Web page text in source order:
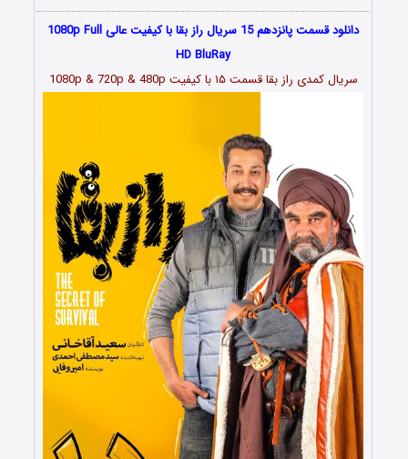
دانلود قسمت پانزدهم 15 سریال راز بقا با کیفیت عالی 1080p Full
HD BluRay
سریال کمدی راز بقا قسمت۱۵ با کیفیت 1080p & 720p & 480p